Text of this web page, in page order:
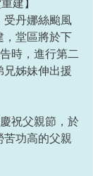
建】
受丹娜絲颱風
，堂區將於下
時，進行第二
姊妹伸出援
祝父親節，於
苦功高的父親